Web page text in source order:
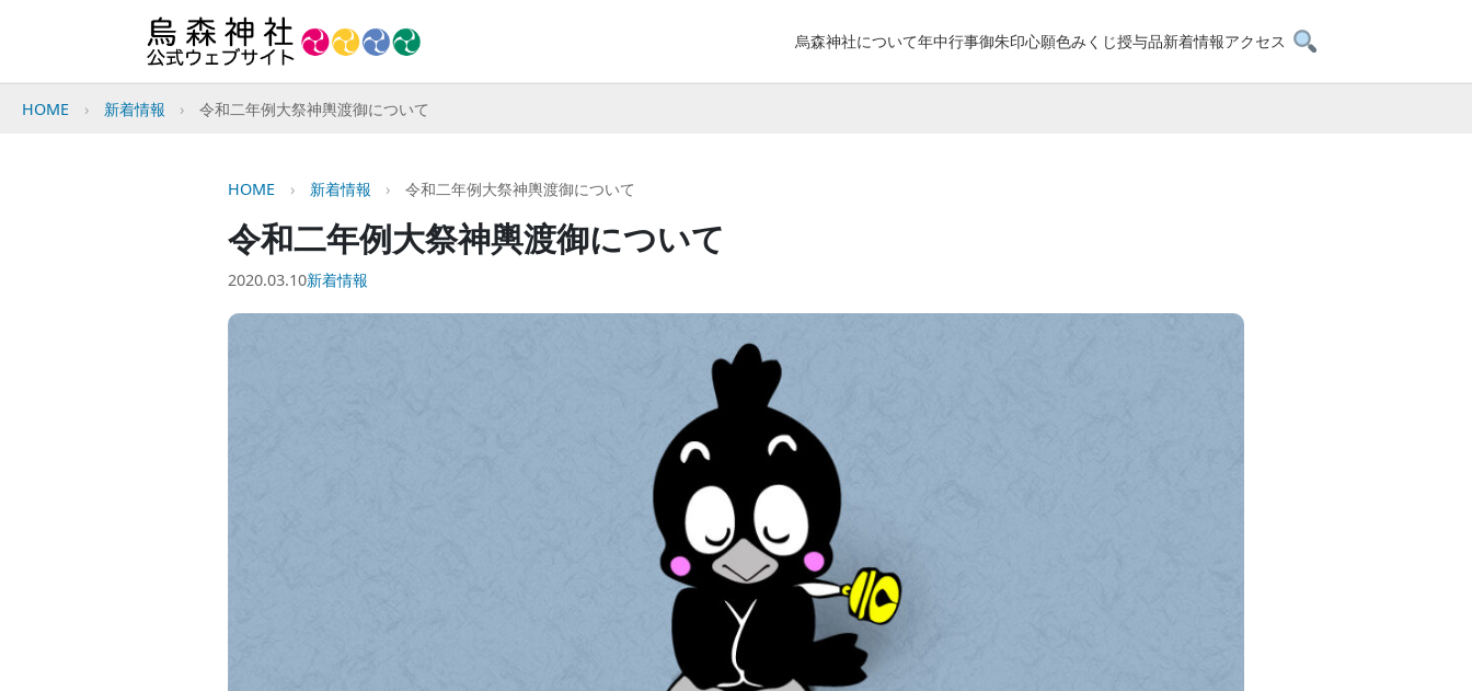
烏森神社について年中行事御朱印心願色みくじ授与品新着情報アクセス
HOME 新着情報 令和二年例大祭神輿渡御について
HOME 新着情報 令和二年例大祭神輿渡御について
令和二年例大祭神輿渡御について
2020.03.10新着情報